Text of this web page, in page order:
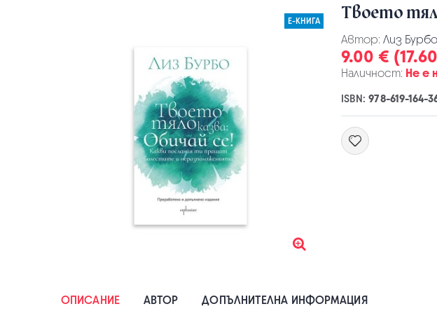
Е-КНИГА Твоето
Автор: Лиз Бурбо
9.00 €
Наличност: Не е
ISBN:978-619-164-
ОПИСАНИЕ АВТОР ДОПЪЛНИТЕЛНА ИНФОРМАЦИЯ